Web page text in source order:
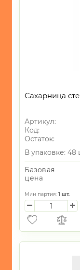
Сахарница
Артикул:
Код:
Остаток:
В упаковке: 48
Базовая
цена
Мин партия: 1 шт.